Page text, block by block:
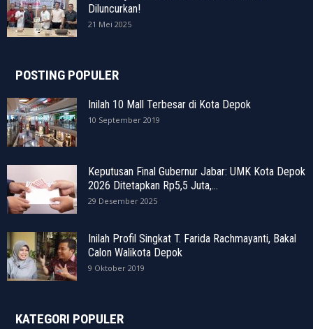
Diluncurkan!
21 Mei 2025
POSTING POPULER
Inilah 10 Mall Terbesar di Kota Depok
10 September 2019
Keputusan Final Gubernur Jabar: UMK Kota Depok
2026 Ditetapkan Rp5,5 Juta,...
29 Desember 2025
Inilah Profil Singkat T. Farida Rachmayanti, Bakal
Calon Walikota Depok
9 Oktober 2019
KATEGORI POPULER